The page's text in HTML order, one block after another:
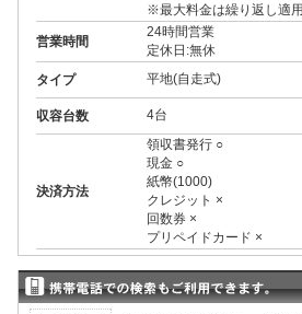
※最大料金は繰り返し適
営業時間
24時間営業
定休日:無休
タイプ
平地(自走式)
収容台数 4台
決済方法
領収書発行 ○
現金 ○
紙幣(1000)
クレジット ×
回数券 ×
プリペイドカード ×
3ナンバー ○
RV ○
1BOX ○